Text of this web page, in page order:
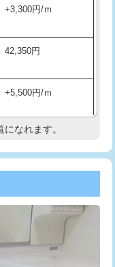
66,000円
27,500円
38,500円
38,500円
現場見積
16,500円
3,300円
5,500円
5,500円
11,000円
33,000円
+3,300円/ｍ
42,350円
+5,500円/ｍ
現地調査
+3,300円
33,000円
なれます。